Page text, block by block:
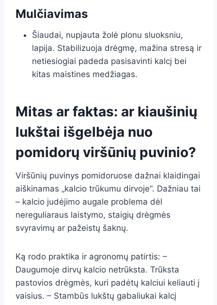
Mulčiavimas
Šiaudai, nupjauta žolė plonu sluoksniu,
lapija. Stabilizuoja drėgmę, mažina stresą ir
netiesiogiai padeda pasisavinti kalcį bei
kitas maistines medžiagas.
Mitas ar faktas: ar kiaušinių
lukštai išgelbėja nuo
pomidorų viršūnių puvinio?
Viršūnių puvinys pomidoruose dažnai klaidingai
aiškinamas „kalcio trūkumu dirvoje“. Dažniau tai
– kalcio judėjimo augale problema dėl
nereguliaraus laistymo, staigių drėgmės
svyravimų ar pažeistų šaknų.
Ką rodo praktika ir agronomų patirtis: –
Daugumoje dirvų kalcio netrūksta. Trūksta
pastovios drėgmės, kuri padėtų kalciui keliauti į
vaisius. – Stambūs lukštų gabaliukai kalcį